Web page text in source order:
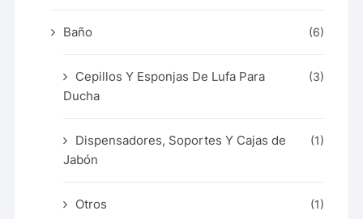
Baño (6)
Cepillos Y Esponjas De Lufa Para
Ducha
(3)
Dispensadores, Soportes Y Cajas de
Jabón
(1)
Otros (1)